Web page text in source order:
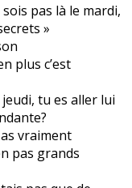
sois pas là le mardi,
»
plus c’est
tu es aller lui
vraiment
pas grands